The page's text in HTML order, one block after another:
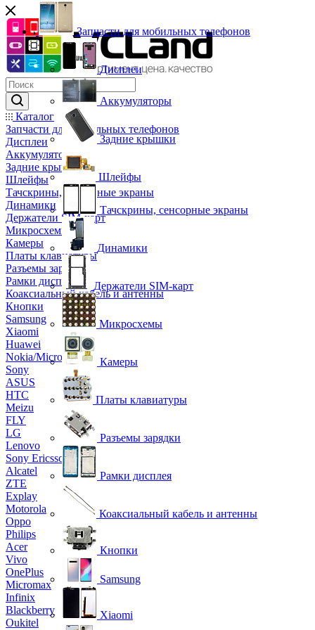
Каталог
Запчасти для мобильных телефонов
Дисплеи
Аккумуляторы
Задние крышки
Шлейфы
Тачскрины, сенсорные экраны
Динамики
Держатели SIM-карт
Микросхемы
Камеры
Платы клавиатуры
Разъемы зарядки
Рамки дисплея
Коаксиальный кабель и антенны
Кнопки
Samsung
Xiaomi
Huawei
Nokia/Microsoft
Sony
ASUS
HTC
Meizu
FLY
LG
Lenovo
Sony Ericsson
Alcatel
ZTE
Explay
Motorola
Oppo
Philips
Acer
Vivo
OnePlus
Micromax
Infinix
Blackberry
Oukitel
Запчасти для мобильных телефонов
Дисплеи
Аккумуляторы
Задние крышки
Шлейфы
Тачскрины, сенсорные экраны
Динамики
Держатели SIM-карт
Микросхемы
Камеры
Платы клавиатуры
Разъемы зарядки
Рамки дисплея
Коаксиальный кабель и антенны
Кнопки
Samsung
Xiaomi